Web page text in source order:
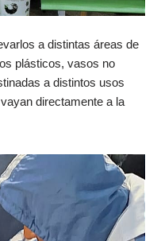
a distintas áreas de
plásticos, vasos no
a distintos usos
directamente a la